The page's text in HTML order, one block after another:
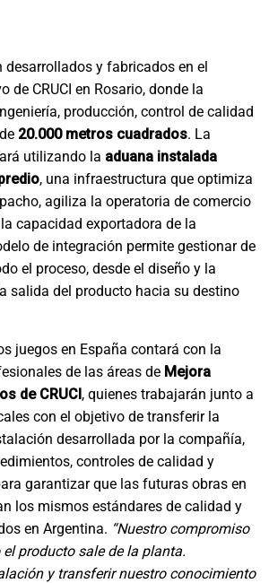
desarrollados y fabricados en el
de CRUCI en Rosario, donde la
producción, control de calidad
20.000 metros cuadrados. La
utilizando la aduana instalada
, una infraestructura que optimiza
agiliza la operatoria de comercio
capacidad exportadora de la
de integración permite gestionar de
el proceso, desde el diseño y la
salida del producto hacia su destino
juegos en España contará con la
de las áreas de Mejora
de CRUCI, quienes trabajarán junto a
con el objetivo de transferir la
desarrollada por la compañía,
controles de calidad y
garantizar que las futuras obras en
los mismos estándares de calidad y
en Argentina. “Nuestro compromiso
producto sale de la planta.
y transferir nuestro conocimiento